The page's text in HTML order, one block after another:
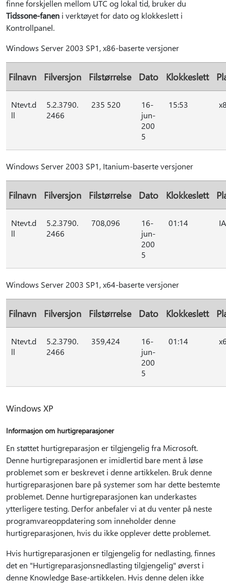
finne forskjellen mellom UTC og lokal tid, bruker du
Tidssone-fanen i verktøyet for dato og klokkeslett i
Kontrollpanel.
Windows Server 2003 SP1, x86-baserte versjoner
Filnavn Filversjon Filstørrelse Dato Klokkeslett
Ntevt.d
ll
5.2.3790.
2466
235 520
16-
jun-
200
5
15:53
Windows Server 2003 SP1, Itanium-baserte versjoner
Filnavn Filversjon Filstørrelse Dato Klokkeslett
Ntevt.d
ll
5.2.3790.
2466
708,096
16-
jun-
200
5
01:14
Windows Server 2003 SP1, x64-baserte versjoner
Filnavn Filversjon Filstørrelse Dato Klokkeslett
Ntevt.d
ll
5.2.3790.
2466
359,424
16-
jun-
200
5
01:14
Windows XP
Informasjon om hurtigreparasjoner
En støttet hurtigreparasjon er tilgjengelig fra Microsoft.
Denne hurtigreparasjonen er imidlertid bare ment å løse
problemet som er beskrevet i denne artikkelen. Bruk denne
hurtigreparasjonen bare på systemer som har dette bestemte
problemet. Denne hurtigreparasjonen kan underkastes
ytterligere testing. Derfor anbefaler vi at du venter på neste
programvareoppdatering som inneholder denne
hurtigreparasjonen, hvis du ikke opplever dette problemet.
Hvis hurtigreparasjonen er tilgjengelig for nedlasting, finnes
det en "Hurtigreparasjonsnedlasting tilgjengelig" øverst i
denne Knowledge Base-artikkelen. Hvis denne delen ikke